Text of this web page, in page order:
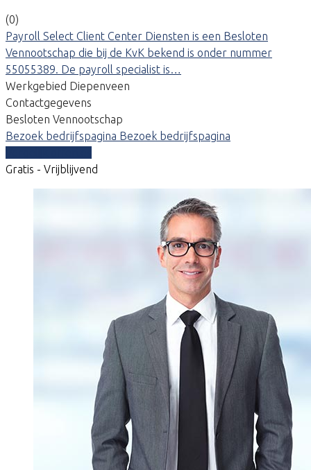
(0)
Payroll Select Client Center Diensten is een Besloten
Vennootschap die bij de KvK bekend is onder nummer
55055389. De payroll specialist is…
Werkgebied Diepenveen
Contactgegevens
Besloten Vennootschap
Bezoek bedrijfspagina Bezoek bedrijfspagina
Gratis - Vrijblijvend